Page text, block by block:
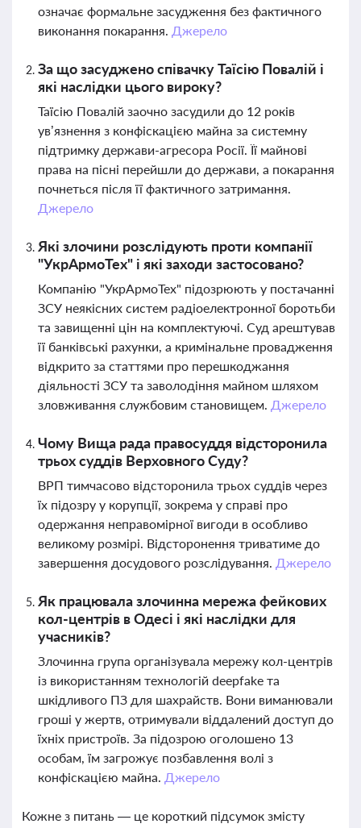
означає формальне засудження без фактичного
виконання покарання. Джерело
За що засуджено співачку Таїсію Повалій і
які наслідки цього вироку?
Таїсію Повалій заочно засудили до 12 років
ув’язнення з конфіскацією майна за системну
підтримку держави-агресора Росії. Її майнові
права на пісні перейшли до держави, а покарання
почнеться після її фактичного затримання.
Джерело
Які злочини розслідують проти компанії
"УкрАрмоТех" і які заходи застосовано?
Компанію "УкрАрмоТех" підозрюють у постачанні
ЗСУ неякісних систем радіоелектронної боротьби
та завищенні цін на комплектуючі. Суд арештував
її банківські рахунки, а кримінальне провадження
відкрито за статтями про перешкоджання
діяльності ЗСУ та заволодіння майном шляхом
зловживання службовим становищем. Джерело
Чому Вища рада правосуддя відсторонила
трьох суддів Верховного Суду?
ВРП тимчасово відсторонила трьох суддів через
їх підозру у корупції, зокрема у справі про
одержання неправомірної вигоди в особливо
великому розмірі. Відсторонення триватиме до
завершення досудового розслідування. Джерело
Як працювала злочинна мережа фейкових
кол-центрів в Одесі і які наслідки для
учасників?
Злочинна група організувала мережу кол-центрів
із використанням технологій deepfake та
шкідливого ПЗ для шахрайств. Вони виманювали
гроші у жертв, отримували віддалений доступ до
їхніх пристроїв. За підозрою оголошено 13
особам, їм загрожує позбавлення волі з
конфіскацією майна. Джерело
Кожне з питань — це короткий підсумок змісту